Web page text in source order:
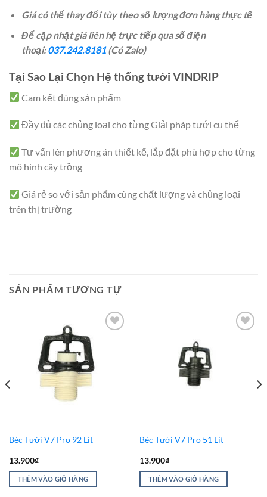
Giá có thể thay đổi tùy theo số lượng đơn hàng thực tế
Để cập nhật giá liên hệ trực tiếp qua số điện
thoại:037.242.8181(Có Zalo)
Tại Sao Lại Chọn Hệ thống tưới VINDRIP
Cam kết đúng sản phẩm
Đầy đủ các chủng loại cho từng Giải pháp tưới cụ thể
Tư vấn lên phương án thiết kế, lắp đặt phù hợp cho từng
mô hình cây trồng
Giá rẻ so với sản phẩm cùng chất lượng và chủng loại
trên thị trường
SẢN PHẨM TƯƠNG TỰ
Béc Tưới V7 Pro 92 Lít
13.900₫
THÊM VÀO GIỎ HÀNG
Béc Tưới V7 Pro 51 Lít
13.900₫
THÊM VÀO GIỎ HÀNG